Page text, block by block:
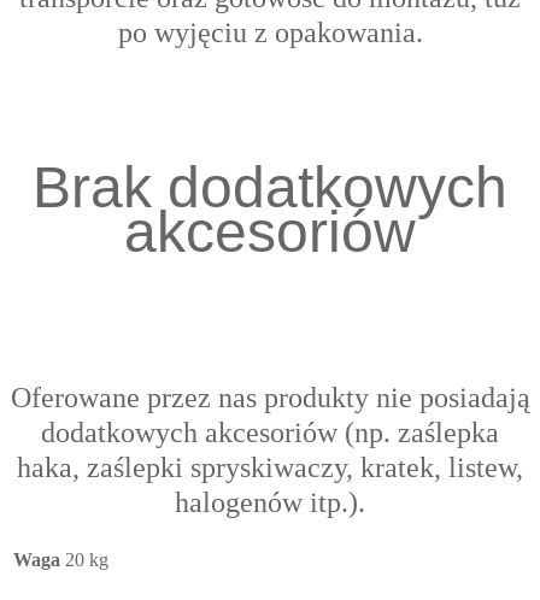
po wyjęciu z opakowania.
Brak dodatkowych
akcesoriów
Oferowane przez nas produkty nie posiadają
dodatkowych akcesoriów (np. zaślepka
haka, zaślepki spryskiwaczy, kratek, listew,
halogenów itp.).
Waga 20 kg